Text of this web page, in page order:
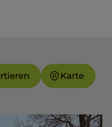
Karte